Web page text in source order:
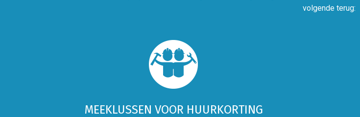
volgende terug:
MEEKLUSSEN VOOR HUURKORTING